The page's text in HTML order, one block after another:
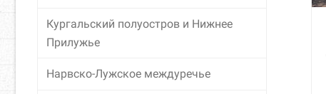
Кургальский полуостров и Нижнее
Прилужье
Нарвско-Лужское междуречье